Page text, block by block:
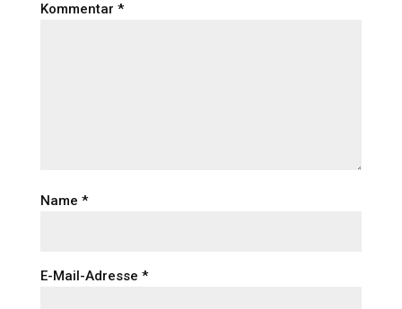
Kommentar *
Name *
E-Mail-Adresse *